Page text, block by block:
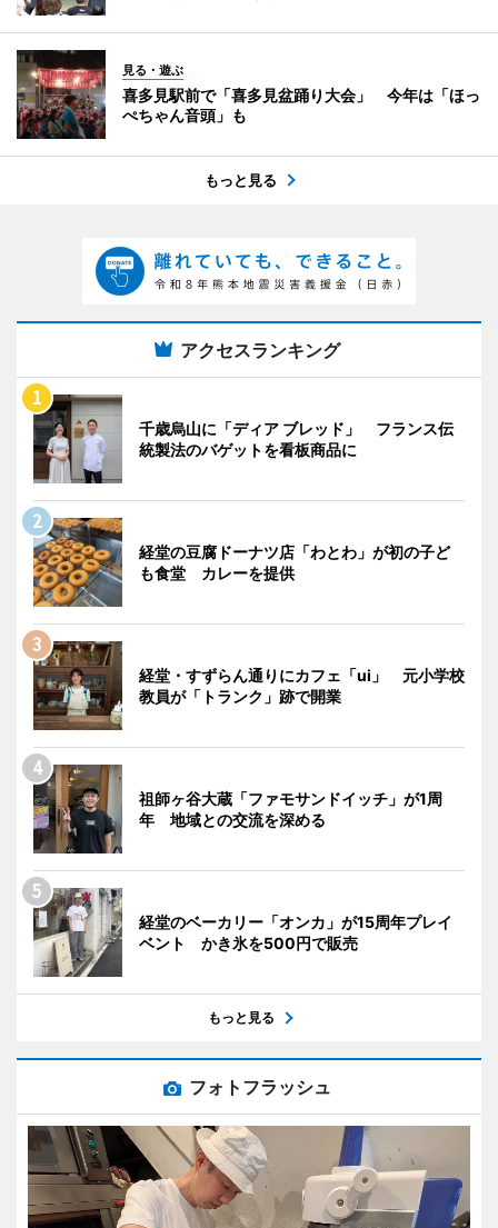
見る・遊ぶ
喜多見駅前で「喜多見盆踊り大会」 今年は「ほっ
ぺちゃん音頭」も
もっと見る
アクセスランキング
千歳烏山に「ディア ブレッド」 フランス伝
統製法のバゲットを看板商品に
経堂の豆腐ドーナツ店「わとわ」が初の子ど
も食堂 カレーを提供
経堂・すずらん通りにカフェ「ui」 元小学校
教員が「トランク」跡で開業
祖師ヶ谷大蔵「ファモサンドイッチ」が1周
年 地域との交流を深める
経堂のベーカリー「オンカ」が15周年プレイ
ベント かき氷を500円で販売
もっと見る
フォトフラッシュ